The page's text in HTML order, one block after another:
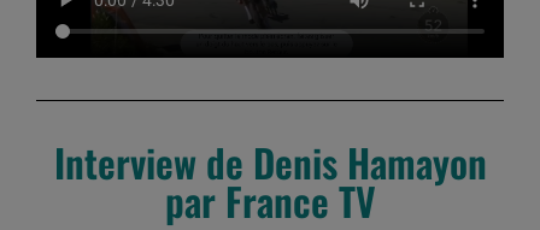
Interview de Denis Hamayon
par France TV